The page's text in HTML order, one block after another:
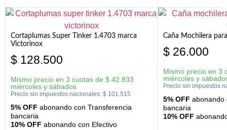
Cortaplumas Super Tinker 1.4703 marca
Victorinox
$ 128.500
Mismo precio en 3 cuotas de $ 42.833
miércoles y sábados
Precio sin impuestos nacionales: $ 101.515
5% OFF abonando con Transferencia
bancaria
10% OFF abonando con Efectivo
Caña Mochilera
$ 26.000
Mismo precio en 3
miércoles y
Precio sin impuestos
5% OFF abonando
bancaria
10% OFF